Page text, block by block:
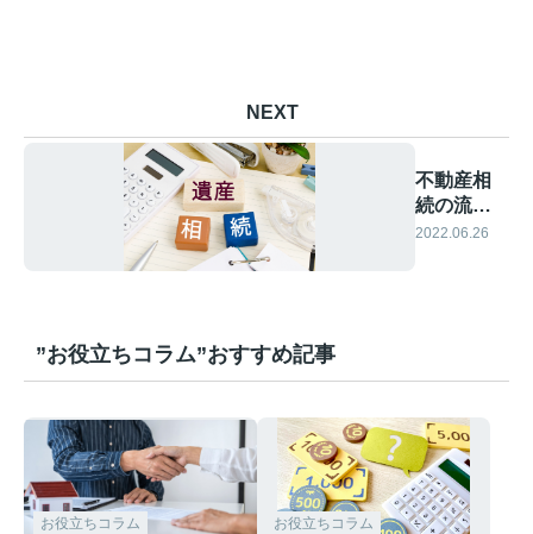
NEXT
不動産相
続の流れ
と税金に
2022.06.26
”お役立ちコラム”おすすめ記事
お役立ちコラム お役立ちコラム